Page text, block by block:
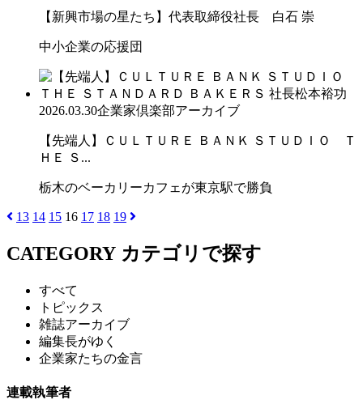
【新興市場の星たち】代表取締役社長 白石 崇
中小企業の応援団
2026.03.30企業家倶楽部アーカイブ
【先端人】ＣＵＬＴＵＲＥ ＢＡＮＫ ＳＴＵＤＩＯ Ｔ
ＨＥ Ｓ...
栃木のベーカリーカフェが東京駅で勝負
13 14 15 16 17 18 19
CATEGORY カテゴリで探す
すべて
トピックス
雑誌アーカイブ
編集長がゆく
企業家たちの金言
連載執筆者